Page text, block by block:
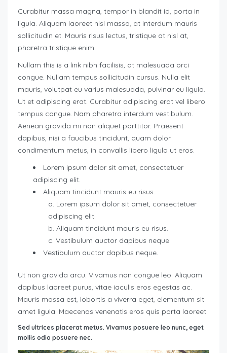
Curabitur massa magna, tempor in blandit id, porta in
ligula. Aliquam laoreet nisl massa, at interdum mauris
sollicitudin et. Mauris risus lectus, tristique at nisl at,
pharetra tristique enim.
Nullam this is a link nibh facilisis, at malesuada orci
congue. Nullam tempus sollicitudin cursus. Nulla elit
mauris, volutpat eu varius malesuada, pulvinar eu ligula.
Ut et adipiscing erat. Curabitur adipiscing erat vel libero
tempus congue. Nam pharetra interdum vestibulum.
Aenean gravida mi non aliquet porttitor. Praesent
dapibus, nisi a faucibus tincidunt, quam dolor
condimentum metus, in convallis libero ligula ut eros.
Lorem ipsum dolor sit amet, consectetuer
adipiscing elit.
Aliquam tincidunt mauris eu risus.
Lorem ipsum dolor sit amet, consectetuer
adipiscing elit.
Aliquam tincidunt mauris eu risus.
Vestibulum auctor dapibus neque.
Vestibulum auctor dapibus neque.
Ut non gravida arcu. Vivamus non congue leo. Aliquam
dapibus laoreet purus, vitae iaculis eros egestas ac.
Mauris massa est, lobortis a viverra eget, elementum sit
amet ligula. Maecenas venenatis eros quis porta laoreet.
Sed ultrices placerat metus. Vivamus posuere leo nunc, eget
mollis odio posuere nec.